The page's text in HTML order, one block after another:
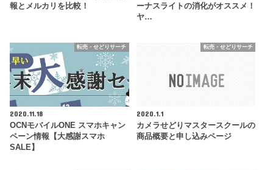
報とメルカリを比較！
ーナスライトの消化がオススメ！
ヤ…
転売・せどりサーチ
2020.11.18
OCNモバイルONE スマホキャン
ペーン情報【大感謝スマホ
SALE】
転売・せどりサーチ
2020.1.1
カメラせどりマスタースクールの
商品概要と申し込みページ